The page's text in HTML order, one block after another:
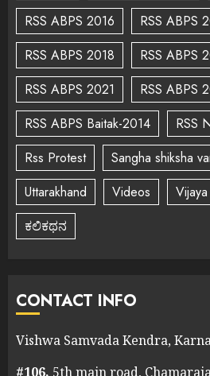
RSS ABPS 2016
RSS ABPS
RSS ABPS 2018
RSS ABPS
RSS ABPS 2021
RSS ABPS
RSS ABPS Baitak-2014
RSS
Rss Protest
Sangha shiksha
Uttarakhand
Videos
ಕಲಿಕಥನ
CONTACT INFO
Vishwa Samvada Kendra,
#106, 5th main road,